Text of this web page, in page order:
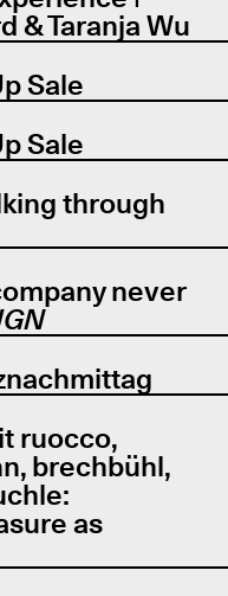
& Taranja Wu
Sale
Sale
through
never
ruocco,
brechbühl,
as